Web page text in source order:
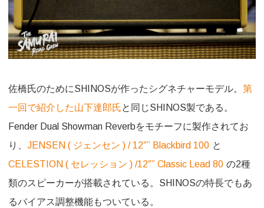
佐橋氏のためにSHINOSが作ったシグネチャーモデル。 第
一回で紹介した山下達郎氏と同じSHINOS製である。
Fender Dual Showman Reverbをモチーフに製作されてお
り、 JENSEN ( ジェンセン ) / 12″” Blackbird 100 と
CELESTION ( セレッション ) /12″” Classic Lead 80 の2種
類のスピーカーが搭載されている。SHINOSの特長でもあ
るバイアス調整機能もついている。